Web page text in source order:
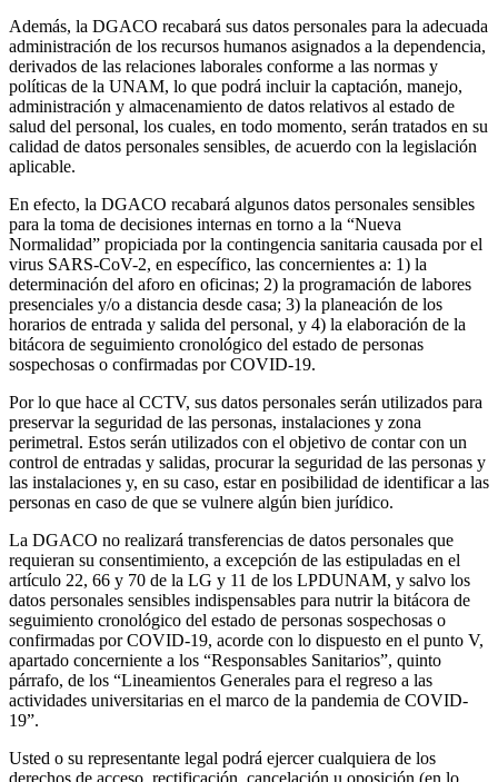
Además, la DGACO recabará sus datos personales para la adecuada
administración de los recursos humanos asignados a la dependencia,
derivados de las relaciones laborales conforme a las normas y
políticas de la UNAM, lo que podrá incluir la captación, manejo,
administración y almacenamiento de datos relativos al estado de
salud del personal, los cuales, en todo momento, serán tratados en su
calidad de datos personales sensibles, de acuerdo con la legislación
aplicable.
En efecto, la DGACO recabará algunos datos personales sensibles
para la toma de decisiones internas en torno a la “Nueva
Normalidad” propiciada por la contingencia sanitaria causada por el
virus SARS-CoV-2, en específico, las concernientes a: 1) la
determinación del aforo en oficinas; 2) la programación de labores
presenciales y/o a distancia desde casa; 3) la planeación de los
horarios de entrada y salida del personal, y 4) la elaboración de la
bitácora de seguimiento cronológico del estado de personas
sospechosas o confirmadas por COVID-19.
Por lo que hace al CCTV, sus datos personales serán utilizados para
preservar la seguridad de las personas, instalaciones y zona
perimetral. Estos serán utilizados con el objetivo de contar con un
control de entradas y salidas, procurar la seguridad de las personas y
las instalaciones y, en su caso, estar en posibilidad de identificar a las
personas en caso de que se vulnere algún bien jurídico.
La DGACO no realizará transferencias de datos personales que
requieran su consentimiento, a excepción de las estipuladas en el
artículo 22, 66 y 70 de la LG y 11 de los LPDUNAM, y salvo los
datos personales sensibles indispensables para nutrir la bitácora de
seguimiento cronológico del estado de personas sospechosas o
confirmadas por COVID-19, acorde con lo dispuesto en el punto V,
apartado concerniente a los “Responsables Sanitarios”, quinto
párrafo, de los “Lineamientos Generales para el regreso a las
actividades universitarias en el marco de la pandemia de COVID-
19”.
Usted o su representante legal podrá ejercer cualquiera de los